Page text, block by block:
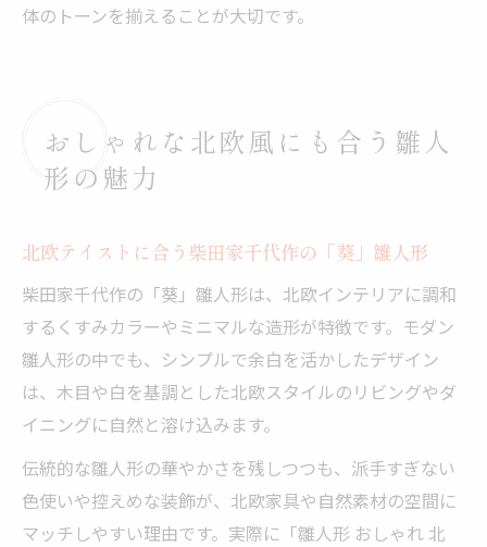
体のトーンを揃えることが大切です。
おしゃれな北欧風にも合う雛人
形の魅力
北欧テイストに合う柴田家千代作の「葵」雛人形
柴田家千代作の「葵」雛人形は、北欧インテリアに調和
するくすみカラーやミニマルな造形が特徴です。モダン
雛人形の中でも、シンプルで余白を活かしたデザイン
は、木目や白を基調とした北欧スタイルのリビングやダ
イニングに自然と溶け込みます。
伝統的な雛人形の華やかさを残しつつも、派手すぎない
色使いや控えめな装飾が、北欧家具や自然素材の空間に
マッチしやすい理由です。実際に「雛人形 おしゃれ 北